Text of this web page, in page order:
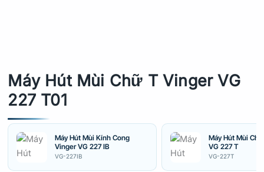
Máy Hút Mùi Chữ T Vinger VG
227 T01
Máy Hút Mùi Kính Cong
Vinger VG 227 IB
VG-227IB
Máy Hút Mùi
VG 227 T
VG-227T